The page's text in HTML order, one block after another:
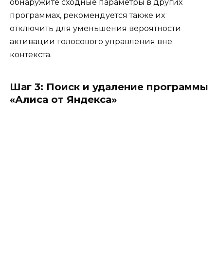
обнаружите сходные параметры в других
программах, рекомендуется также их
отключить для уменьшения вероятности
активации голосового управления вне
контекста.
Шаг 3: Поиск и удаление программы
«Алиса от Яндекса»